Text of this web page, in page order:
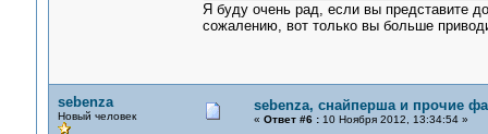
Я буду очень рад, если вы представите
сожалению, вот только вы больше
sebenza
Новый человек
sebenza, снайперша и прочие
« Ответ #6 :10 Ноября 2012, 13:34:54 »